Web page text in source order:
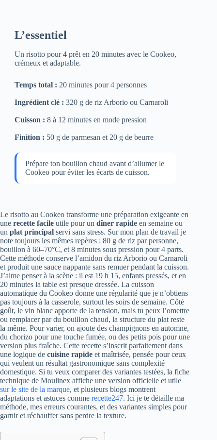
L’essentiel
Un risotto pour 4 prêt en 20 minutes avec le Cookeo,
crémeux et adaptable.
Temps total : 20 minutes pour 4 personnes
Ingrédient clé : 320 g de riz Arborio ou Carnaroli
Cuisson : 8 à 12 minutes en mode pression
Finition : 50 g de parmesan et 20 g de beurre
Prépare ton bouillon chaud avant d’allumer le
Cookeo pour éviter les écarts de cuisson.
Le risotto au Cookeo transforme une préparation exigeante en
une recette facile utile pour un dîner rapide en semaine ou
un plat principal servi sans stress. Sur mon plan de travail je
note toujours les mêmes repères : 80 g de riz par personne,
bouillon à 60–70°C, et 8 minutes sous pression pour 4 parts.
Cette méthode conserve l’amidon du riz Arborio ou Carnaroli
et produit une sauce nappante sans remuer pendant la cuisson.
J’aime penser à la scène : il est 19 h 15, enfants pressés, et en
20 minutes la table est presque dressée. La cuisson
automatique du Cookeo donne une régularité que je n’obtiens
pas toujours à la casserole, surtout les soirs de semaine. Côté
goût, le vin blanc apporte de la tension, mais tu peux l’omettre
ou remplacer par du bouillon chaud, la structure du plat reste
la même. Pour varier, on ajoute des champignons en automne,
du chorizo pour une touche fumée, ou des petits pois pour une
version plus fraîche. Cette recette s’inscrit parfaitement dans
une logique de cuisine rapide et maîtrisée, pensée pour ceux
qui veulent un résultat gastronomique sans complexité
domestique. Si tu veux comparer des variantes testées, la fiche
technique de Moulinex affiche une version officielle et utile
sur le site de la marque, et plusieurs blogs montrent
adaptations et astuces comme recette247. Ici je te détaille ma
méthode, mes erreurs courantes, et des variantes simples pour
garnir et réchauffer sans perdre la texture.